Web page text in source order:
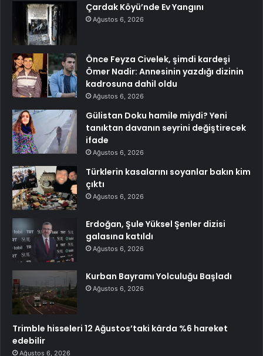
Çardak Köyü’nde Ev Yangını
Ağustos 6, 2026
Önce Feyza Civelek, şimdi kardeşi
Ömer Nadir: Annesinin yazdığı dizinin
kadrosuna dahil oldu
Ağustos 6, 2026
Gülistan Doku hamile miydi? Yeni
tanıktan davanın seyrini değiştirecek
ifade
Ağustos 6, 2026
Türklerin kasalarını soyanlar bakın kim
çıktı
Ağustos 6, 2026
Erdoğan, Şule Yüksel Şenler dizisi
galasına katıldı
Ağustos 6, 2026
Kurban Bayramı Yolculuğu Başladı
Ağustos 6, 2026
Trimble hisseleri 12 Ağustos’taki kârda %6 hareket
edebilir
Ağustos 6, 2026